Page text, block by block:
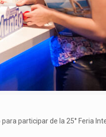
participar de la 25° Feria